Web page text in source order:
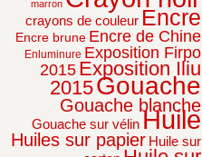
marron
crayons de couleur Encre
Encre brune Encre de Chine
Enluminure Exposition Firpo
2015 Exposition Iliu
2015Gouache
Gouache blanche
Gouache sur vélinHuile
Huiles sur papier Huile sur